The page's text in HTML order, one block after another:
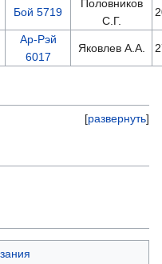
Бой 5719
Половников
С.Г.
Ар-Рэй
6017
Яковлев А.А.
[развернуть]